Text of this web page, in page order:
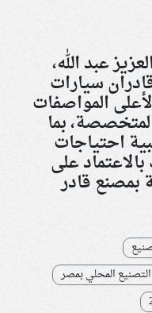
عبد الله،
سيارات
المواصفات
بما
احتياجات
على
بمصنع قادر
المحلي بمصر